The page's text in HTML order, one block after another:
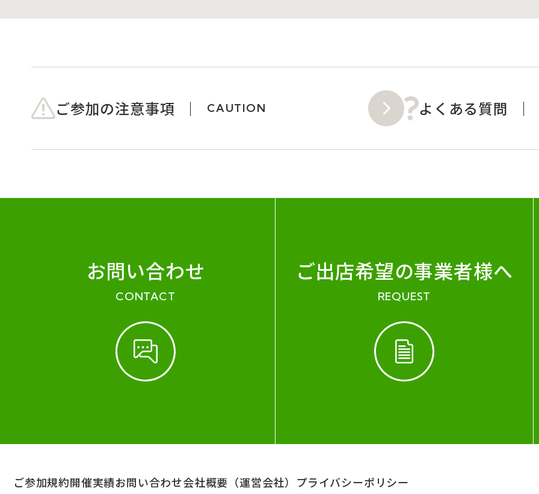
ご参加の注意事項 CAUTION よくある質問
お問い合わせ
CONTACT
ご出店希望の事業者様へ
REQUEST
ご参加規約開催実績お問い合わせ会社概要（運営会社） プライバシーポリシー